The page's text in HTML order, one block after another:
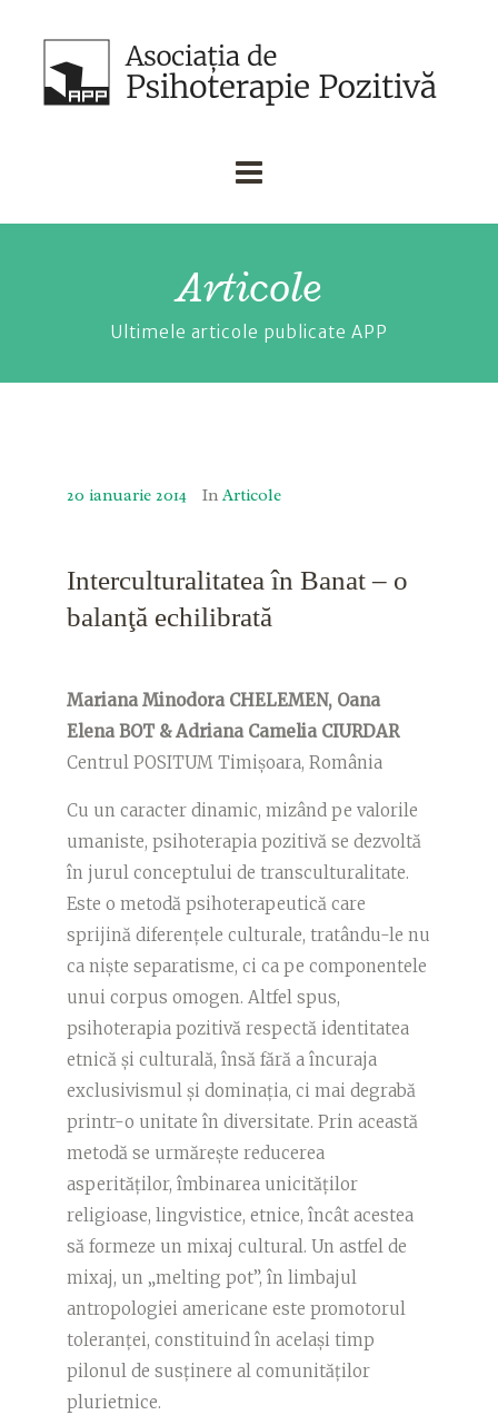
Articole
Ultimele articole publicate APP
20 ianuarie 2014 In Articole
Interculturalitatea în Banat – o
balanţă echilibrată
Mariana Minodora CHELEMEN, Oana
Elena BOT &Adriana Camelia CIURDAR
Centrul POSITUM Timişoara, România
Cu un caracter dinamic, mizând pe valorile
umaniste, psihoterapia pozitivă se dezvoltă
în jurul conceptului de transculturalitate.
Este o metodă psihoterapeutică care
sprijină diferenţele culturale, tratându-le nu
ca nişte separatisme, ci ca pe componentele
unui corpus omogen. Altfel spus,
psihoterapia pozitivă respectă identitatea
etnică şi culturală, însă fără a încuraja
exclusivismul şi dominaţia, ci mai degrabă
printr-o unitate în diversitate. Prin această
metodă se urmăreşte reducerea
asperităţilor, îmbinarea unicităţilor
religioase, lingvistice, etnice, încât acestea
să formeze un mixaj cultural. Un astfel de
mixaj, un „melting pot”, în limbajul
antropologiei americane este promotorul
toleranţei, constituind în acelaşi timp
pilonul de susţinere al comunităţilor
plurietnice.